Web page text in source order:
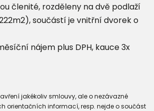
členité, rozděleny na dvě podlaží
222m2), součástí je vnitřní dvorek o
nájem plus DPH, kauce 3x
jakékoliv smlouvy, ale o nezávazné
orientačních informací, resp. nejde o součást